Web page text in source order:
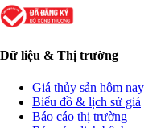
Dữ liệu & Thị trường
Giá thủy sản hôm nay
Biểu đồ & lịch sử giá
Báo cáo thị trường